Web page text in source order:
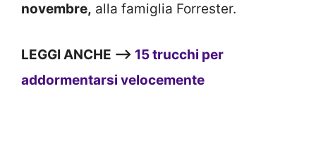
novembre, alla famiglia Forrester.
LEGGI ANCHE —> 15 trucchi per
addormentarsi velocemente